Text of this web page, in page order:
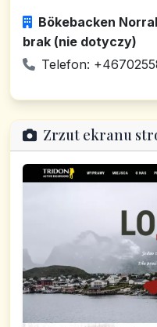
Bökebacken
brak (nie dotyczy)
Telefon:
Zrzut ekranu